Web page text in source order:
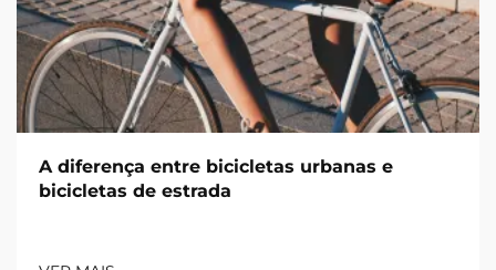
A diferença entre bicicletas urbanas e
bicicletas de estrada